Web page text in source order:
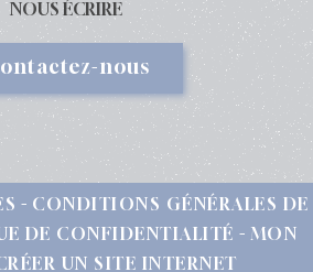
NOUS ÉCRIRE
nous
CONDITIONS GÉNÉRALES DE
DE CONFIDENTIALITÉ
MON
UN SITE INTERNET